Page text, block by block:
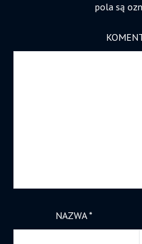
pola są
NAZWA*